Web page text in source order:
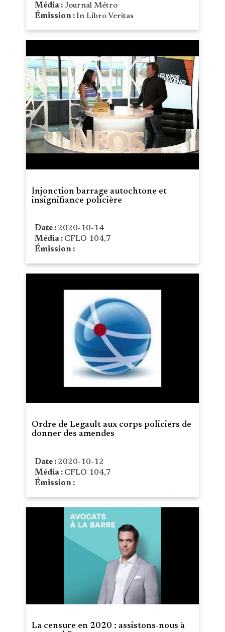
Média : Journal Métro
Émission :In Libro Veritas
Injonction barrage autochtone et
insignifiance policière
Date : 2020-10-14
Média : CFLO 104,7
Émission :
Ordre de Legault aux corps policiers de
donner des amendes
Date : 2020-10-12
Média : CFLO 104,7
Émission :
La censure en 2020 : assistons-nous à